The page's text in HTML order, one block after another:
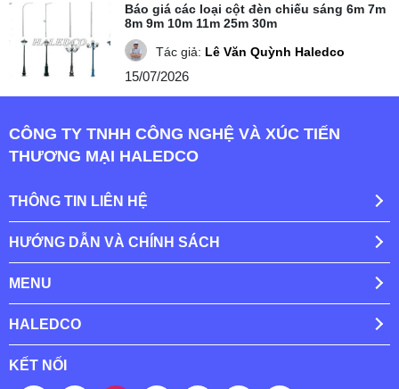
Báo giá các loại cột đèn chiếu sáng 6m 7m
8m 9m 10m 11m 25m 30m
Tác giả: Lê Văn Quỳnh Haledco
15/07/2026
CÔNG TY TNHH CÔNG NGHỆ VÀ XÚC TIẾN
THƯƠNG MẠI HALEDCO
THÔNG TIN LIÊN HỆ
HƯỚNG DẪN VÀ CHÍNH SÁCH
MENU
HALEDCO
KẾT NỐI